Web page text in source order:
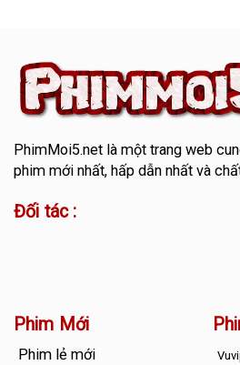
PhimMoi5.netlà một trang web
phim mới nhất, hấp dẫn nhất và
Đối tác :
Phim Mới
Phim lẻ mới